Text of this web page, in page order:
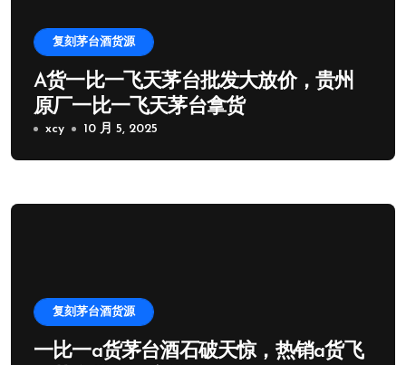
复刻茅台酒货源
A货一比一飞天茅台批发大放价，贵州
原厂一比一飞天茅台拿货
xcy 10 月 5, 2025
复刻茅台酒货源
一比一a货茅台酒石破天惊，热销a货飞